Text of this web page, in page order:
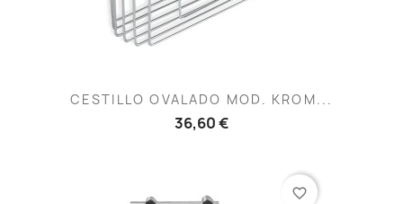
CESTILLO OVALADO MOD. KROM...
36,60 €
favorite_border